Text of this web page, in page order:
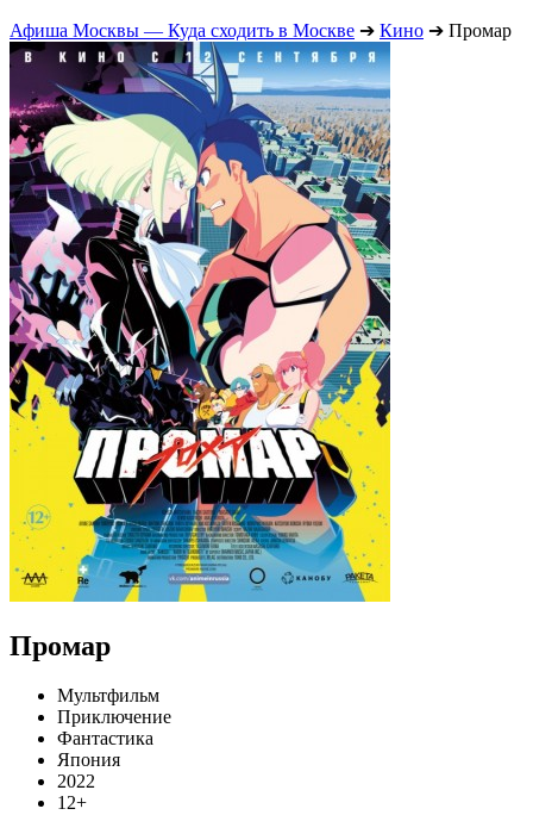
Афиша Москвы — Куда сходить в Москве ➔ Кино ➔ Промар
Промар
Мультфильм
Приключение
Фантастика
Япония
2022
12+